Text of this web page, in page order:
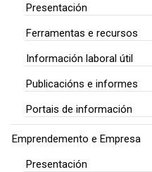
Presentación
Ferramentas e recursos
Información laboral útil
Publicacións e informes
Portais de información
Emprendemento e Empresa
Presentación